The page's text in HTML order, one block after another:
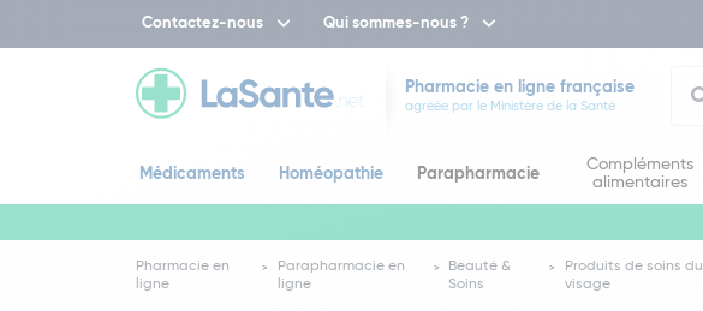
Contactez-nous Qui sommes-nous ?
Pharmacie en ligne française
agréée par le Ministère de la Santé
Médicaments Homéopathie Parapharmacie
Compléments
alimentaires
Pharmacie en
ligne
Parapharmacie en
ligne
Beauté &
Soins
Produits de soins du
visage